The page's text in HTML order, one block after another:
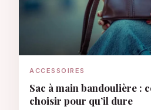
ACCESSOIRES
Sac à main bandoulière :
choisir pour qu’il dure